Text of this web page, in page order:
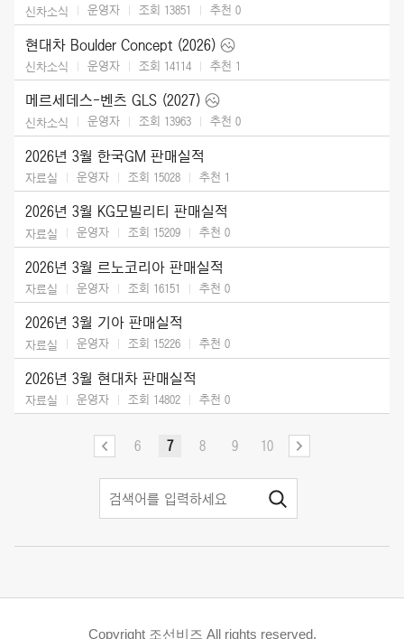
신차소식 운영자 조회 13851 추천 0
현대차 Boulder Concept (2026)
신차소식 운영자 조회 14114 추천 1
메르세데스-벤츠 GLS (2027)
신차소식 운영자 조회 13963 추천 0
2026년 3월 한국GM 판매실적
자료실 운영자 조회 15028 추천 1
2026년 3월 KG모빌리티 판매실적
자료실 운영자 조회 15209 추천 0
2026년 3월 르노코리아 판매실적
자료실 운영자 조회 16151 추천 0
2026년 3월 기아 판매실적
자료실 운영자 조회 15226 추천 0
2026년 3월 현대차 판매실적
자료실 운영자 조회 14802 추천 0
6 7 8 9 10
Copyright 조선비즈 All rights reserved.